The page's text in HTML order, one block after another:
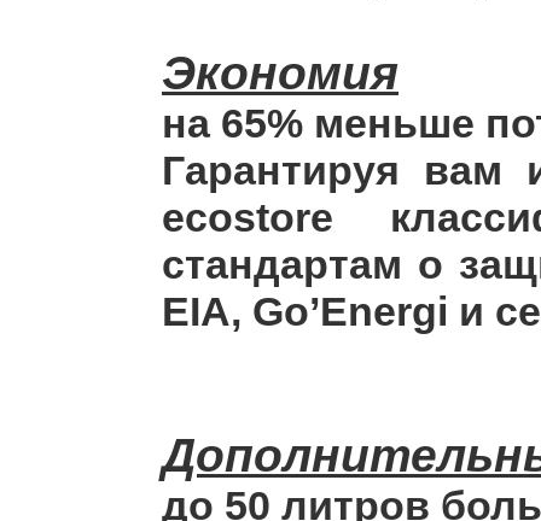
Экономия
на 65% меньше
Гарантируя
ecostore
стандартам о
EIA, Go’Energi и
до 50 литров